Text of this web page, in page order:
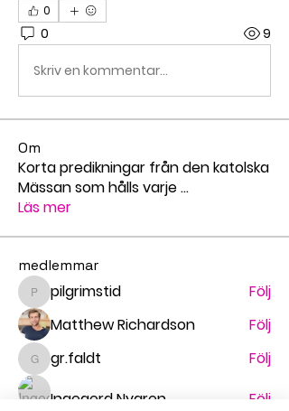
0
0 9
Skriv en kommentar...
Om
Korta predikningar från den katolska
Mässan som hålls varje...
Läs mer
medlemmar
pilgrimstid
pilgrimstid
Följ
Matthew Richardson
Följ
gr.faldt
gr.faldt
Följ
Ingegerd Nygren
Följ